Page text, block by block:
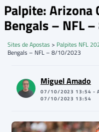
Palpite: Arizona
Bengals – NFL
Sites de Apostas > Palpites NFL
Bengals – NFL – 8/10/2023
Miguel Amado
07/10/2023 13:54 -
07/10/2023 13:54